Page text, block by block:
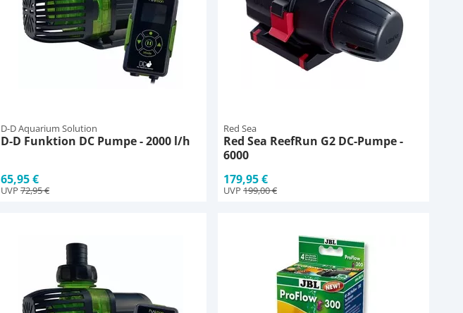
D-D Aquarium Solution
D-D Funktion DC Pumpe - 2000 l/h
65,95 €
UVP 72,95 €
Red Sea
Red Sea ReefRun G2 DC-Pumpe -
6000
179,95 €
UVP 199,00 €